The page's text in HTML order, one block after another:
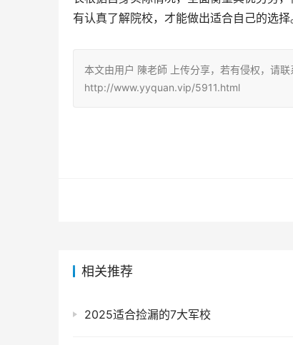
有认真了解院校，才能做出适合自己的选
本文由用户 陳老師 上传分享，若有侵权，请联
http://www.yyquan.vip/5911.html
相关推荐
2025适合捡漏的7大军校